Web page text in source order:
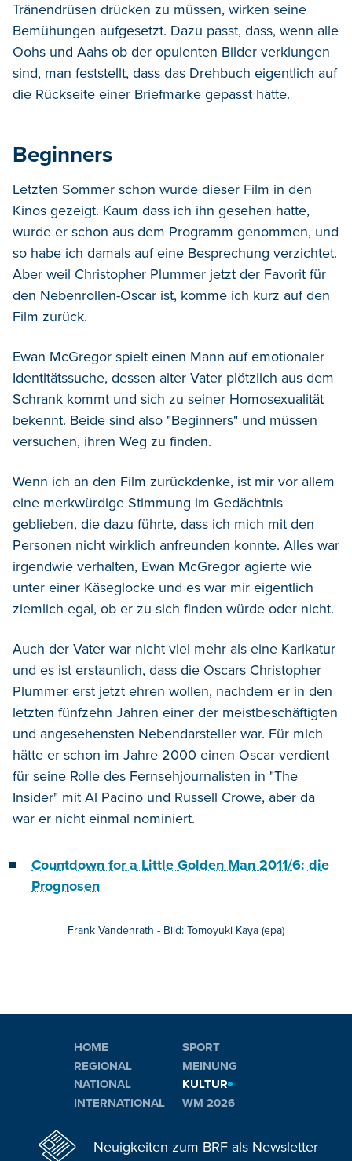
Tränendrüsen drücken zu müssen, wirken seine
Bemühungen aufgesetzt. Dazu passt, dass, wenn alle
Oohs und Aahs ob der opulenten Bilder verklungen
sind, man feststellt, dass das Drehbuch eigentlich auf
die Rückseite einer Briefmarke gepasst hätte.
Beginners
Letzten Sommer schon wurde dieser Film in den
Kinos gezeigt. Kaum dass ich ihn gesehen hatte,
wurde er schon aus dem Programm genommen, und
so habe ich damals auf eine Besprechung verzichtet.
Aber weil Christopher Plummer jetzt der Favorit für
den Nebenrollen-Oscar ist, komme ich kurz auf den
Film zurück.
Ewan McGregor spielt einen Mann auf emotionaler
Identitätssuche, dessen alter Vater plötzlich aus dem
Schrank kommt und sich zu seiner Homosexualität
bekennt. Beide sind also "Beginners" und müssen
versuchen, ihren Weg zu finden.
Wenn ich an den Film zurückdenke, ist mir vor allem
eine merkwürdige Stimmung im Gedächtnis
geblieben, die dazu führte, dass ich mich mit den
Personen nicht wirklich anfreunden konnte. Alles war
irgendwie verhalten, Ewan McGregor agierte wie
unter einer Käseglocke und es war mir eigentlich
ziemlich egal, ob er zu sich finden würde oder nicht.
Auch der Vater war nicht viel mehr als eine Karikatur
und es ist erstaunlich, dass die Oscars Christopher
Plummer erst jetzt ehren wollen, nachdem er in den
letzten fünfzehn Jahren einer der meistbeschäftigten
und angesehensten Nebendarsteller war. Für mich
hätte er schon im Jahre 2000 einen Oscar verdient
für seine Rolle des Fernsehjournalisten in "The
Insider" mit Al Pacino und Russell Crowe, aber da
war er nicht einmal nominiert.
Countdown for a Little Golden Man 2011/6: die
Prognosen
Frank Vandenrath - Bild: Tomoyuki Kaya (epa)
HOME
REGIONAL
NATIONAL
INTERNATIONAL
SPORT
MEINUNG
KULTUR
WM 2026
Neuigkeiten zum BRF als Newsletter